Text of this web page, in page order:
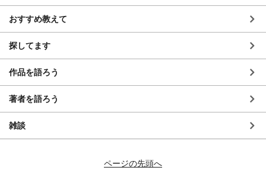
おすすめ教えて
探してます
作品を語ろう
著者を語ろう
雑談
ページの先頭へ